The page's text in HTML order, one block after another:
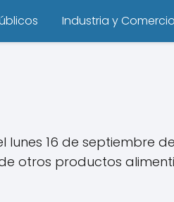
Industria y Comercio
lunes 16 de septiembre
otros productos